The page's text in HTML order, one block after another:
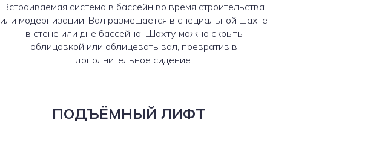
Встраиваемая система в бассейн во время строительства
или модернизации. Вал размещается в специальной шахте
в стене или дне бассейна. Шахту можно скрыть
облицовкой или облицевать вал, превратив в
дополнительное сидение.
ПОДЪЁМНЫЙ ЛИФТ